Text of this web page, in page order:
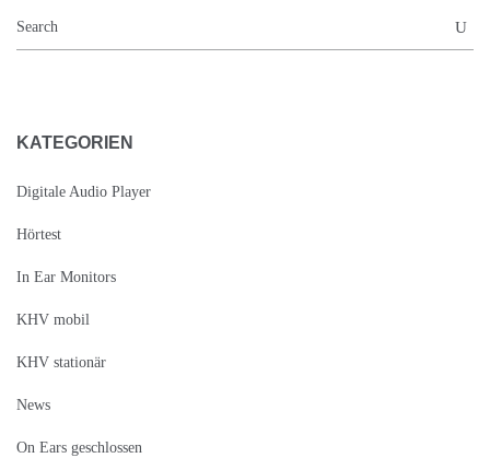
KATEGORIEN
Digitale Audio Player
Hörtest
In Ear Monitors
KHV mobil
KHV stationär
News
On Ears geschlossen